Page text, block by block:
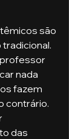
são
nada
fazem
contrário.
das